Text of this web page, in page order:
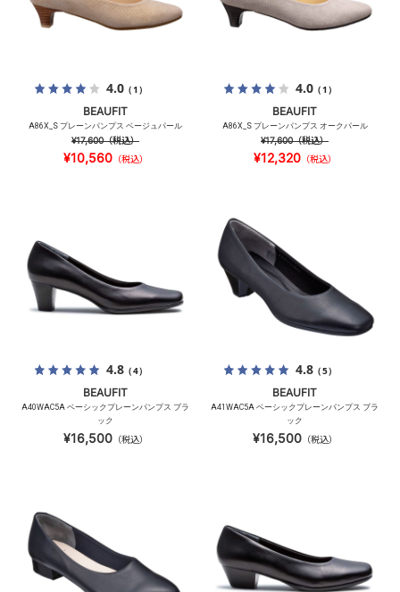
4.0（1）
BEAUFIT
A86X_S プレーンパンプス ベージュパール
¥17,600（税込）
¥10,560（税込）
4.0（1）
BEAUFIT
A86X_S プレーンパンプス オークパール
¥17,600（税込）
¥12,320（税込）
4.8（4）
BEAUFIT
A40WAC5A ベーシックプレーンパンプス ブラ
ック
¥16,500（税込）
4.8（5）
BEAUFIT
A41WAC5A ベーシックプレーンパンプス ブラ
ック
¥16,500（税込）